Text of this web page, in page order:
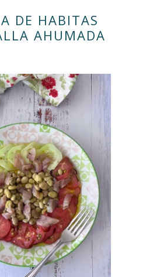
DE HABITAS
AHUMADA